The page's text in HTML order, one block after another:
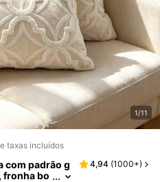
1/11
taxas incluídos
com padrão g
fronha bo
4,94 (1000+)